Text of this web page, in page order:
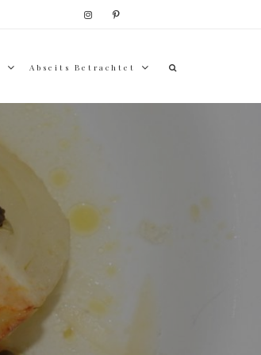
Abseits Betrachtet